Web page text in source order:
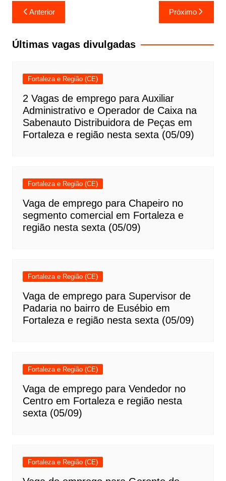
Navegação
de
Post
Anterior Próximo
Últimas vagas divulgadas
Fortaleza e Região (CE)
2 Vagas de emprego para Auxiliar
Administrativo e Operador de Caixa na
Sabenauto Distribuidora de Peças em
Fortaleza e região nesta sexta (05/09)
Fortaleza e Região (CE)
Vaga de emprego para Chapeiro no
segmento comercial em Fortaleza e
região nesta sexta (05/09)
Fortaleza e Região (CE)
Vaga de emprego para Supervisor de
Padaria no bairro de Eusébio em
Fortaleza e região nesta sexta (05/09)
Fortaleza e Região (CE)
Vaga de emprego para Vendedor no
Centro em Fortaleza e região nesta
sexta (05/09)
Fortaleza e Região (CE)